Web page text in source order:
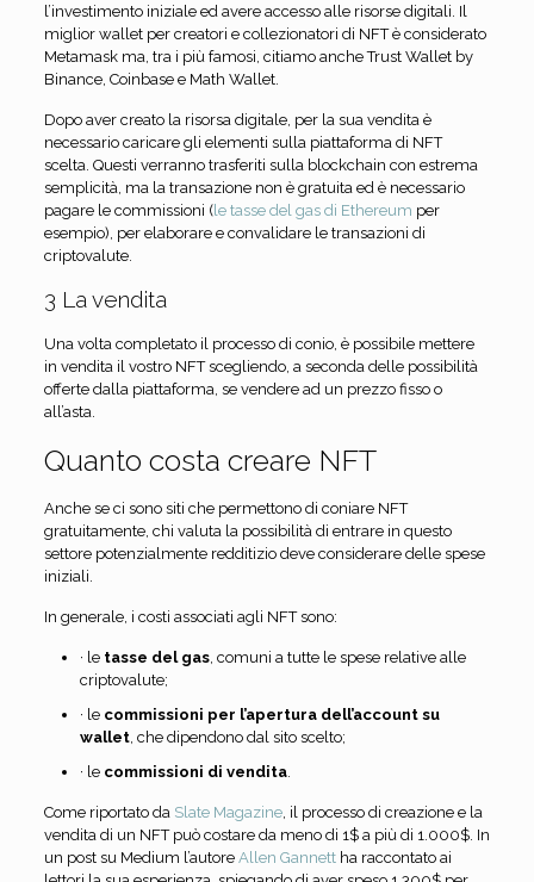
l’investimento iniziale ed avere accesso alle risorse digitali. Il
miglior wallet per creatori e collezionatori di NFT è considerato
Metamask ma, tra i più famosi, citiamo anche Trust Wallet by
Binance, Coinbase e Math Wallet.
Dopo aver creato la risorsa digitale, per la sua vendita è
necessario caricare gli elementi sulla piattaforma di NFT
scelta. Questi verranno trasferiti sulla blockchain con estrema
semplicità, ma la transazione non è gratuita ed è necessario
pagare le commissioni (le tasse del gas di Ethereum per
esempio), per elaborare e convalidare le transazioni di
criptovalute.
3 La vendita
Una volta completato il processo di conio, è possibile mettere
in vendita il vostro NFT scegliendo, a seconda delle possibilità
offerte dalla piattaforma, se vendere ad un prezzo fisso o
all’asta.
Quanto costa creare NFT
Anche se ci sono siti che permettono di coniare NFT
gratuitamente, chi valuta la possibilità di entrare in questo
settore potenzialmente redditizio deve considerare delle spese
iniziali.
In generale, i costi associati agli NFT sono:
· le tasse del gas, comuni a tutte le spese relative alle
criptovalute;
· le commissioni per l’apertura dell’account su
wallet, che dipendono dal sito scelto;
· le commissioni di vendita.
Come riportato da Slate Magazine, il processo di creazione e la
vendita di un NFT può costare da meno di 1$ a più di 1.000$. In
un post su Medium l’autore Allen Gannettha raccontato ai